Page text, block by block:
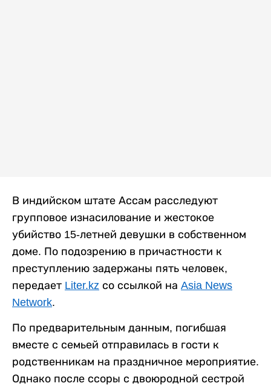
В индийском штате Ассам расследуют
групповое изнасилование и жестокое
убийство 15-летней девушки в собственном
доме. По подозрению в причастности к
преступлению задержаны пять человек,
передает Liter.kz со ссылкой на Asia News
Network.
По предварительным данным, погибшая
вместе с семьей отправилась в гости к
родственникам на праздничное мероприятие.
Однако после ссоры с двоюродной сестрой